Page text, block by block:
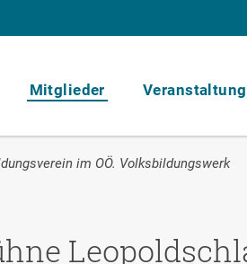
Mitglieder
im OÖ. Volksbildungswerk